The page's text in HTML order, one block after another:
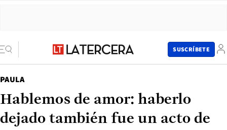
SUSCRÍBETE
PAULA
Hablemos de amor: haberlo
dejado también fue un acto de